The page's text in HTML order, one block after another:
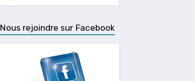
Nous rejoindre sur Facebook